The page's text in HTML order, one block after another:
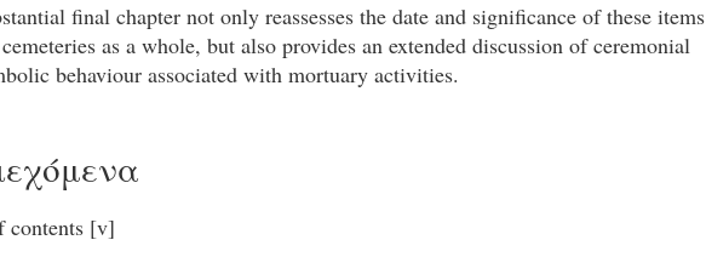
final chapter not only reassesses the date and significance of these items
as a whole, but also provides an extended discussion of ceremonial
behaviour associated with mortuary activities.
contents [v]